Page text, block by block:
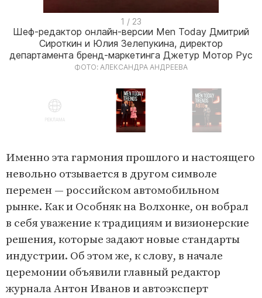
e
3
1 / 23
Шеф-редактор онлайн-версии Men Today Дмитрий
Сироткин и Юлия Зелепукина, директор
департамента бренд-маркетинга Джетур Мотор Рус
ФОТО: АЛЕКСАНДРА АНДРЕЕВА
t
e
m
1
o
f
2
3
Именно эта гармония прошлого и настоящего
невольно отзывается в другом символе
перемен — российском автомобильном
рынке. Как и Особняк на Волхонке, он вобрал
в себя уважение к традициям и визионерские
решения, которые задают новые стандарты
индустрии. Об этом же, к слову, в начале
церемонии объявили главный редактор
журнала Антон Иванов и автоэксперт